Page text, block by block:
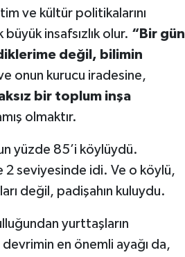
ve kültür politikalarını
insafsızlık olur. “Bir gün
değil, bilimin
onun kurucu iradesine,
bir toplum inşa
olmaktır.
yüzde 85’i köylüydü.
2 seviyesinde idi. Ve o köylü,
değil, padişahın kuluydu.
yurttaşların
en önemli ayağı da,